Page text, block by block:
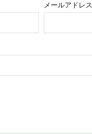
メールアドレス